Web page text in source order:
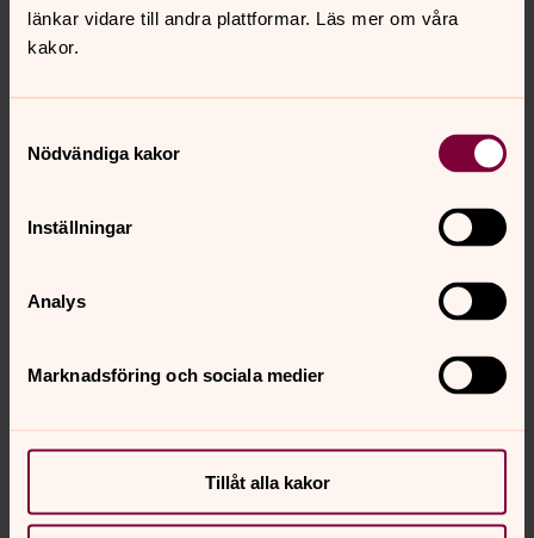
länkar vidare till andra plattformar. Läs mer om våra
kakor.
Nödvändiga kakor
Inställningar
Analys
Marknadsföring och sociala medier
Tillåt alla kakor
E-post:fredrik.erlandsson@svenskakyrkan.se